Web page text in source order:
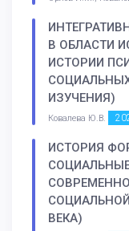
В ОБЛАСТИ
ИСТОРИИ
ИЗУЧЕНИЯ)
Ковалева Ю.В.
ИСТОРИЯ
СОЦИАЛЬНОЙ
ВЕКА)